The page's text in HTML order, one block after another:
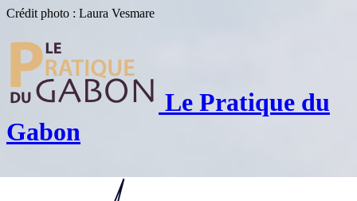
Crédit photo : Laura Vesmare
Le Pratique du
Gabon